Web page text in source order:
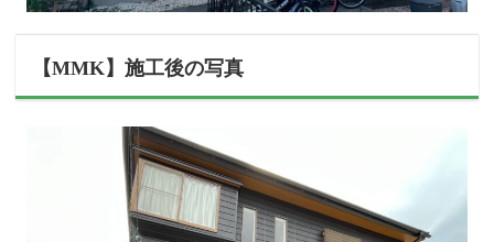
【MMK】施工後の写真